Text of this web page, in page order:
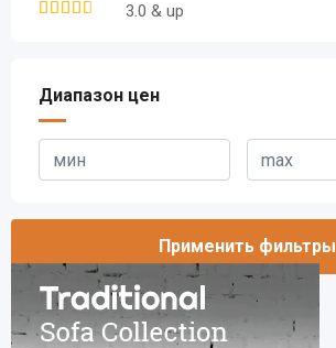
3.0 & up
Диапазон цен
Применить фильтры